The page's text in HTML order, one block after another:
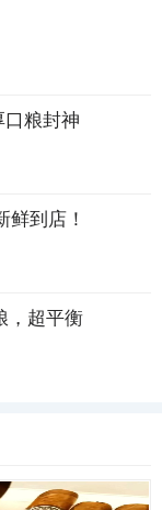
粮封神
鲜到店！
，超平衡